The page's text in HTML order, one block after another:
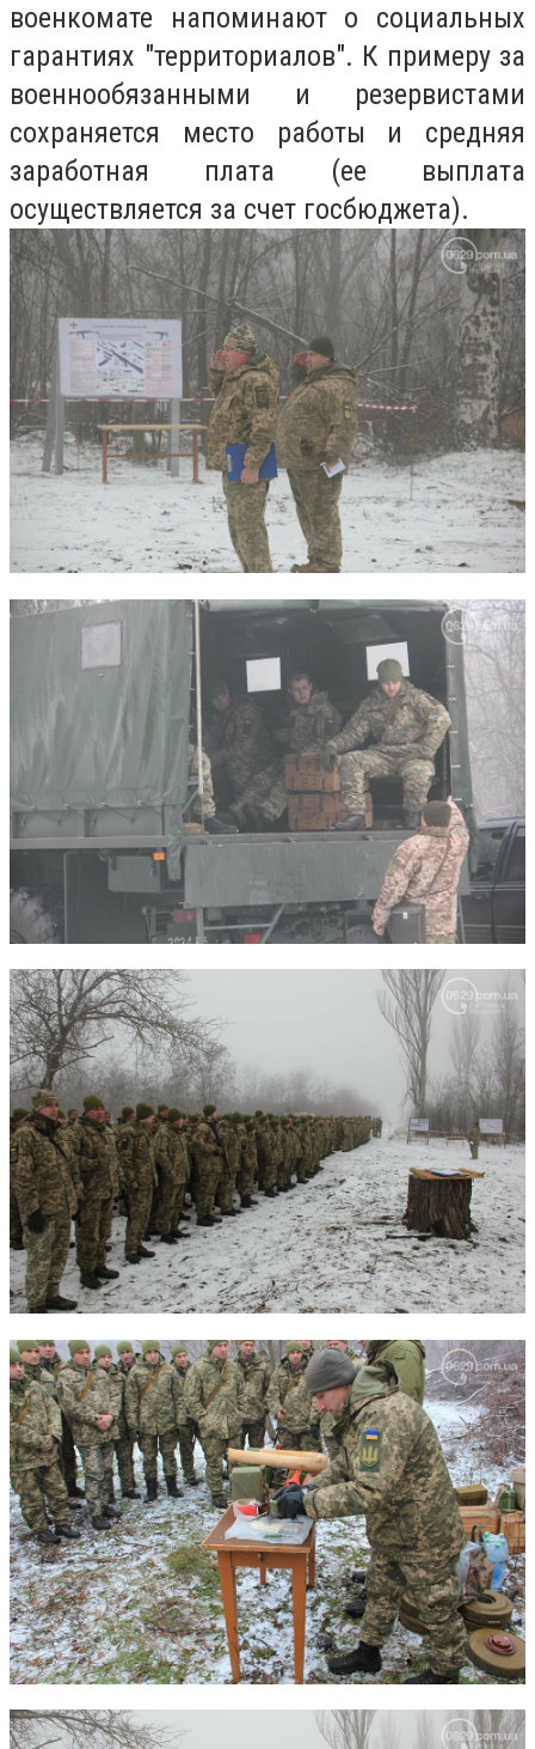
военкомате напоминают о социальных
гарантиях "территориалов". К примеру за
военнообязанными и резервистами
сохраняется место работы и средняя
заработная плата (ее выплата
осуществляется за счет госбюджета).